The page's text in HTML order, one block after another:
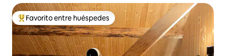
De los mejores en Favorito entre huéspedes
Favorito entre huéspedes